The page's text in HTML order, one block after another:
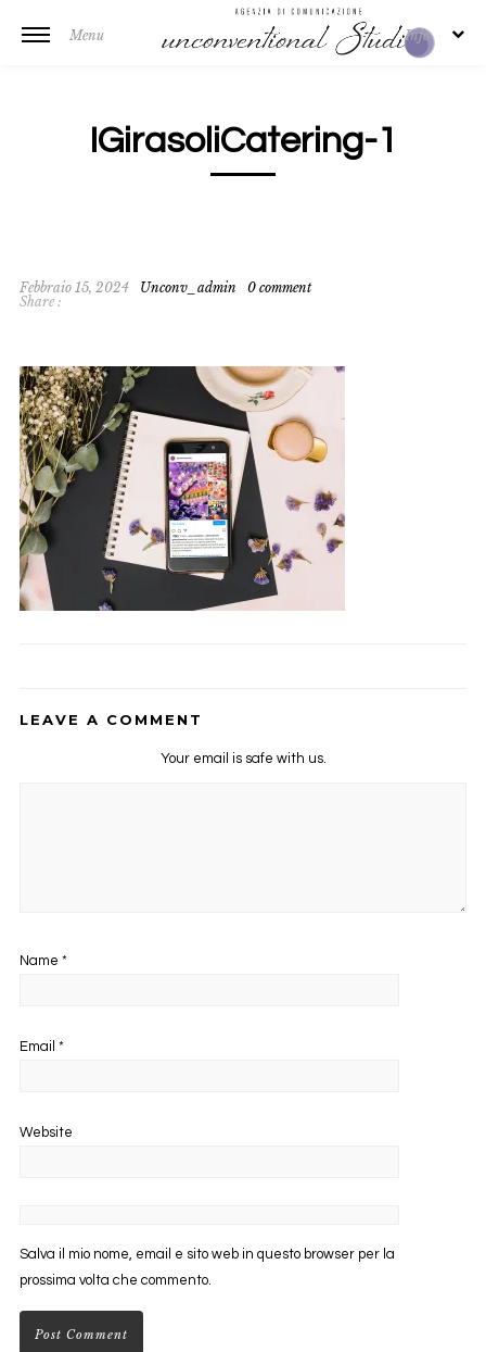
Menu Info
IGirasoliCatering-1
Febbraio 15, 2024 Unconv_admin
0 comment
Share :
LEAVE A COMMENT
Your email is safe with us.
Name *
Email *
Website
Salva il mio nome, email e sito web in questo browser per la
prossima volta che commento.